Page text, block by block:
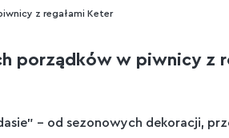
z regałami Keter
porządków w piwnicy z
– od sezonowych dekoracji,